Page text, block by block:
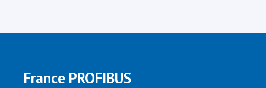
France PROFIBUS